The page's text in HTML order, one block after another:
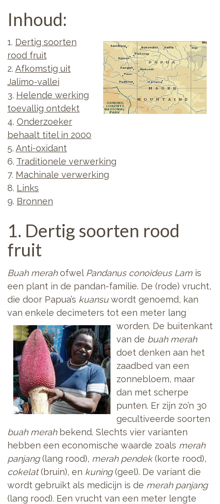
Inhoud:
1. Dertig soorten
rood fruit
2. Afkomstig uit
Jalimo-vallei
3. Helende werking
toevallig ontdekt
4. Onderzoeker
behaalt titel in 2000
5. Anti-oxidant
6. Traditionele verwerking
7. Machinale verwerking
8. Links
9. Bronnen
1. Dertig soorten rood
fruit
Buah merahofwel Pandanus conoideus Lam is
een plant in de pandan-familie. De (rode) vrucht,
die door Papua’s kuansuwordt genoemd, kan
van enkele decimeters tot een meter lang
worden. De buitenkant
van de buah merah
doet denken aan het
zaadbed van een
zonnebloem, maar
dan met scherpe
punten. Er zijn zo’n 30
gecultiveerde soorten
buah merahbekend. Slechts vier varianten
hebben een economische waarde zoals merah
panjang(lang rood), merah pendek(korte rood),
cokelat(bruin), en kuning(geel). De variant die
wordt gebruikt als medicijn is de merah panjang
(lang rood). Een vrucht van een meter lengte